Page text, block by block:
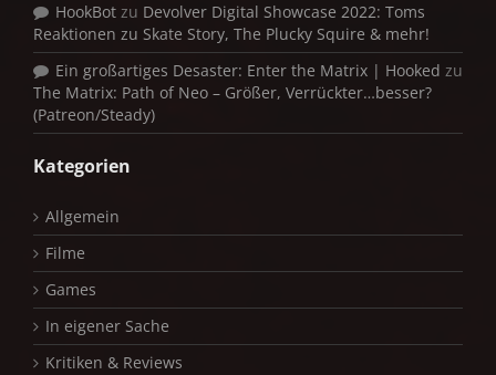
HookBot zu Devolver Digital Showcase 2022: Toms
Reaktionen zu Skate Story, The Plucky Squire & mehr!
Ein großartiges Desaster: Enter the Matrix | Hooked zu
The Matrix: Path of Neo – Größer, Verrückter…besser?
(Patreon/Steady)
Kategorien
Allgemein
Filme
Games
In eigener Sache
Kritiken & Reviews